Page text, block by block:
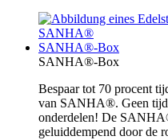
SANHA®-Box
SANHA®-Box
Bespaar tot 70 procent
van SANHA®. Geen
onderdelen! De
geluiddempend door de